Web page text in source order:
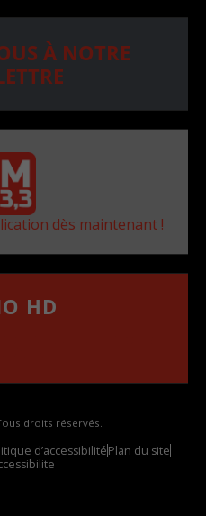
À NOTRE
dès maintenant !
HD
droits réservés.
d’accessibilitéPlan du site